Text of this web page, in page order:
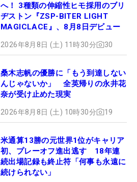
へ！ 3種類の伸縮性ヒモ採用のブリ
ヂストン『ZSP-BITER LIGHT
MAGICLACE』、8月8日デビュー
2026年8月8日 (土) 11時30分 30
桑木志帆の優勝に「もう到達しない
んじゃないか」 全英帰りの永井花
奈が受け止めた現実
2026年8月8日 (土) 10時30分 19
米通算13勝の元世界1位がキャリア
初、プレーオフ進出逃す 18年連
続出場記録も終止符「何事も永遠に
続けられない」